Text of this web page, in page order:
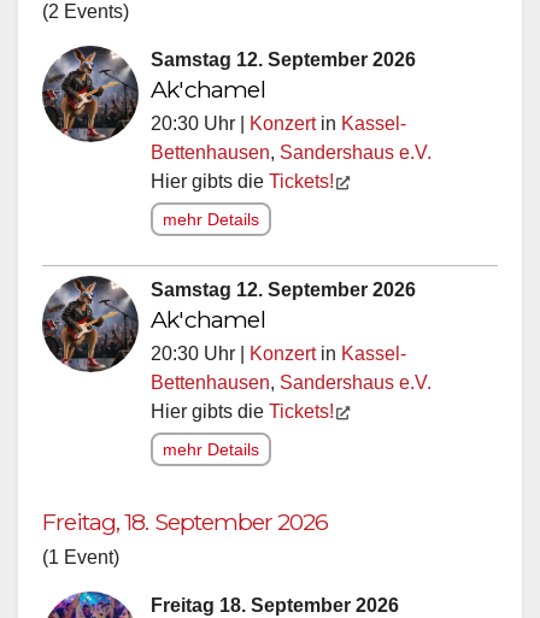
(2 Events)
Samstag 12. September 2026
Ak'chamel
20:30 Uhr | Konzertin Kassel-
Bettenhausen, Sandershaus e.V.
Hier gibts die Tickets!
mehr Details
Samstag 12. September 2026
Ak'chamel
20:30 Uhr | Konzertin Kassel-
Bettenhausen, Sandershaus e.V.
Hier gibts die Tickets!
mehr Details
Freitag, 18. September 2026
(1 Event)
Freitag 18. September 2026